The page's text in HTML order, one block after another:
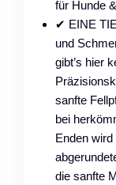
für Hunde
✔ EINE
und
gibt’s hier
sanfte
bei
Enden
die sanfte